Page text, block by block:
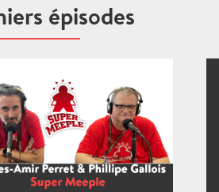
épisodes